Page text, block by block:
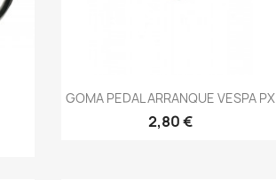
Vista rápida
GOMA PEDAL ARRANQUE VESPA PX
2,80 €